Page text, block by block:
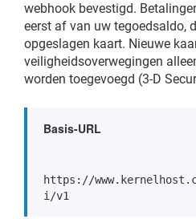
webhook bevestigd.
eerst af van uw tegoedsaldo,
opgeslagen kaart. Nieuwe
veiligheidsoverwegingen
worden toegevoegd (3-D
Basis-URL
https://
i/v1